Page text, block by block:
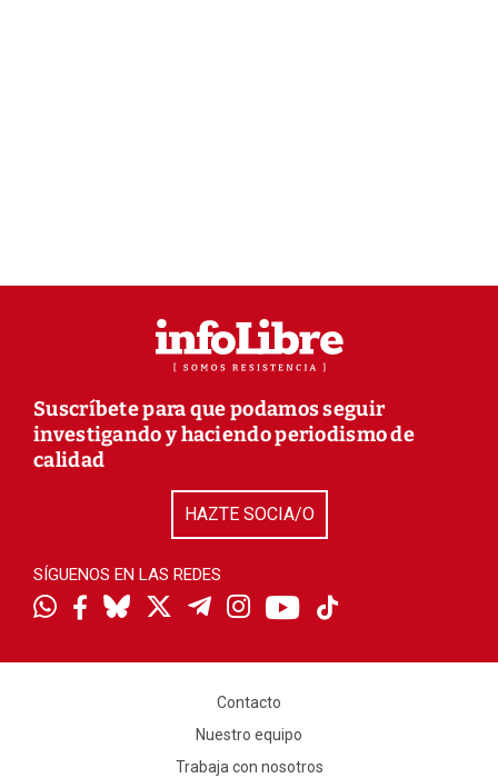
Suscríbete para que podamos seguir
investigando y haciendo periodismo de
calidad
HAZTE SOCIA/O
SÍGUENOS EN LAS REDES
Contacto
Nuestro equipo
Trabaja con nosotros